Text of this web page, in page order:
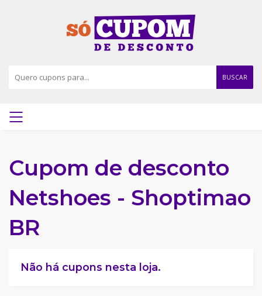
BUSCAR
Cupom de desconto
Netshoes - Shoptimao
BR
Não há cupons nesta loja.